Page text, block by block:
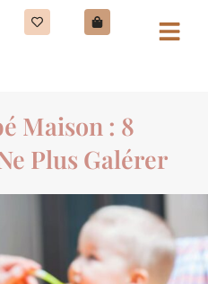
Maison : 8
Plus Galérer